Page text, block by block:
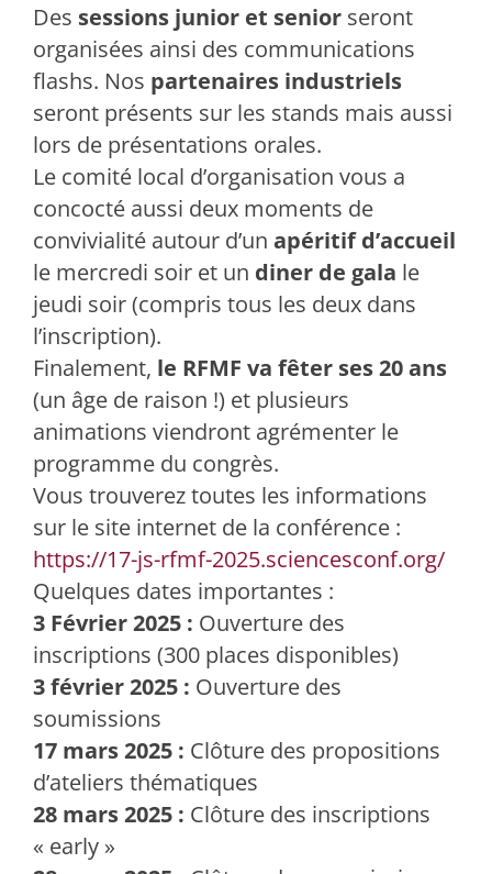
Des sessions junior et senior seront
organisées ainsi des communications
flashs. Nos partenaires industriels
seront présents sur les stands mais aussi
lors de présentations orales.
Le comité local d’organisation vous a
concocté aussi deux moments de
convivialité autour d’un apéritif d’accueil
le mercredi soir et un diner de gala le
jeudi soir (compris tous les deux dans
l’inscription).
Finalement, le RFMF va fêter ses 20 ans
(un âge de raison !) et plusieurs
animations viendront agrémenter le
programme du congrès.
Vous trouverez toutes les informations
sur le site internet de la conférence :
https://17-js-rfmf-2025.sciencesconf.org/
Quelques dates importantes :
3 Février 2025 : Ouverture des
inscriptions (300 places disponibles)
3 février 2025 : Ouverture des
soumissions
17 mars 2025 : Clôture des propositions
d’ateliers thématiques
28 mars 2025 : Clôture des inscriptions
« early »